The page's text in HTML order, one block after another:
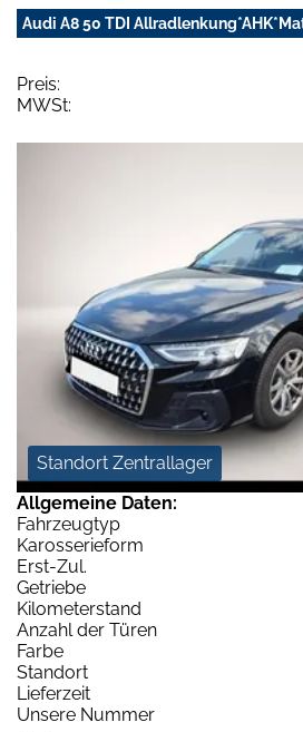
Audi A8 50 TDI
Preis:
MWSt:
Standort Zentrallager
Allgemeine Daten:
Fahrzeugtyp
Karosserieform
Erst-Zul.
Getriebe
Kilometerstand
Anzahl der Türen
Farbe
Standort
Lieferzeit
Unsere Nummer